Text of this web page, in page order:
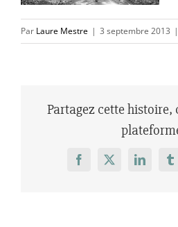
Par Laure Mestre | 3 septembre 2013 |
Partagez cette histoire,
Facebook
X LinkedIn